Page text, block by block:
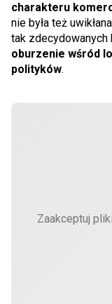
charakteru
nie była też
tak
oburzenie wśród
polityków.
Zaakceptuj